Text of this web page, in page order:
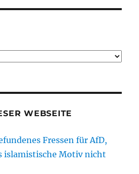
WEBSEITE
Fressen für AfD,
islamistische Motiv nicht